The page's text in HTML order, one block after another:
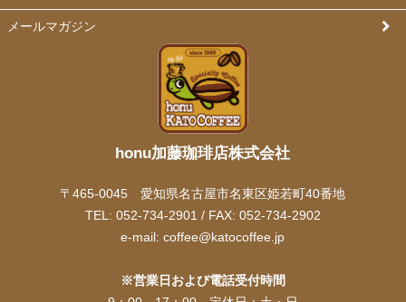
honu加藤珈琲店株式会社
〒465-0045 愛知県名古屋市名東区姫若町40番地
TEL: 052-734-2901 / FAX: 052-734-2902
e-mail: coffee@katocoffee.jp
※営業日および電話受付時間
メールマガジン